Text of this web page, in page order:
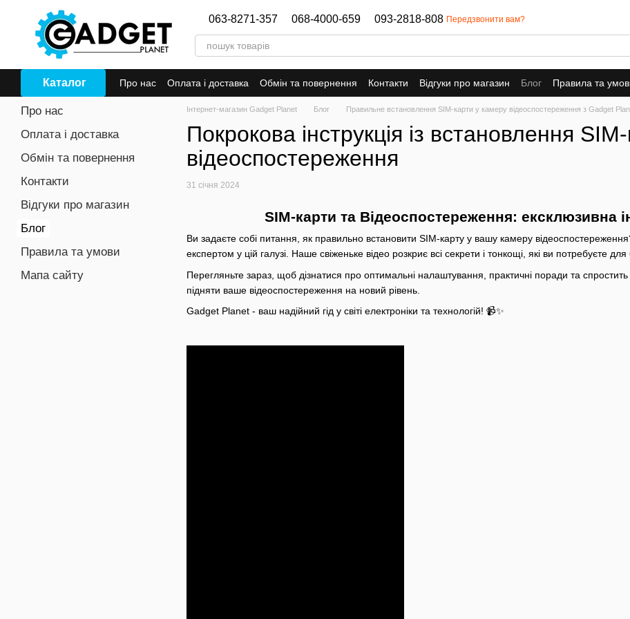
Перейти до основного контенту
063-8271-357 068-4000-659 093-2818-808 Передзвонити вам?
Каталог Про нас Оплата і доставка Обмін та повернення Контакти Відгуки про магазин Блог Правила та
Інтернет-магазин Gadget Planet Блог Правильне встановлення SIM-карти у камеру відеоспостереження з Gadget
Покрокова інструкція із встановлення
відеоспостереження
31 січня 2024
SIM-карти та Відеоспостереження: ексклюзивна
Ви задаєте собі питання, як правильно встановити SIM-карту у вашу камеру
експертом у цій галузі. Наше свіженьке відео розкриє всі секрети і тонкощі, які ви потребуєте
Перегляньте зараз, щоб дізнатися про оптимальні налаштування, практичні поради та
підняти ваше відеоспостереження на новий рівень.
Gadget Planet - ваш надійний гід у світі електроніки та технологій! 📹✨
Про нас
Оплата і доставка
Обмін та повернення
Контакти
Відгуки про магазин
Блог
Правила та умови
Мапа сайту